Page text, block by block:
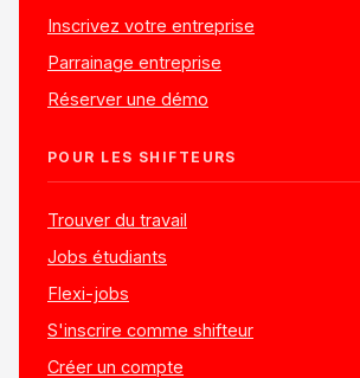
Inscrivez votre entreprise
Parrainage entreprise
Réserver une démo
POUR LES SHIFTEURS
Trouver du travail
Jobs étudiants
Flexi-jobs
S'inscrire comme shifteur
Créer un compte